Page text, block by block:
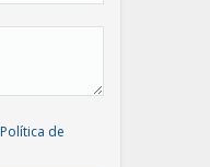
Política de